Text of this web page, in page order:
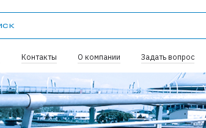
Контакты О компании Задать вопрос